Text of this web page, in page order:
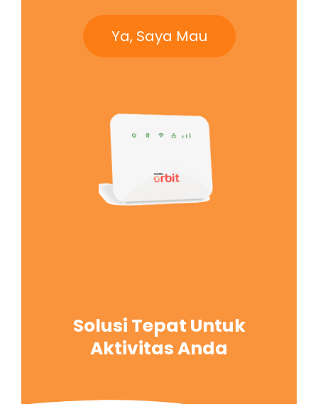
Ya, Saya Mau
Solusi Tepat Untuk
Aktivitas Anda